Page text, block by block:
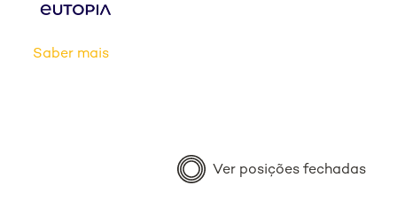
Saber mais
Ver posições fechadas